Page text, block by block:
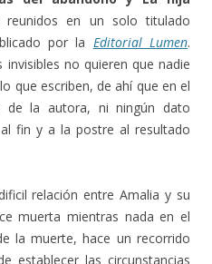
en un solo titulado
por la Editorial Lumen.
no quieren que nadie
que escriben, de ahí que en el
la autora, ni ningún dato
fin y a la postre al resultado
relación entre Amalia y su
muerta mientras nada en el
la muerte, hace un recorrido
establecer las circunstancias